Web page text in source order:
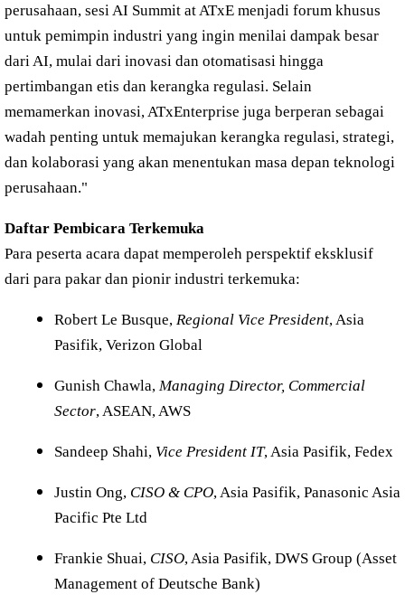
perusahaan, sesi AI Summit at ATxE menjadi forum khusus
untuk pemimpin industri yang ingin menilai dampak besar
dari AI, mulai dari inovasi dan otomatisasi hingga
pertimbangan etis dan kerangka regulasi. Selain
memamerkan inovasi, ATxEnterprise juga berperan sebagai
wadah penting untuk memajukan kerangka regulasi, strategi,
dan kolaborasi yang akan menentukan masa depan teknologi
perusahaan."
Daftar Pembicara Terkemuka
Para peserta acara dapat memperoleh perspektif eksklusif
dari para pakar dan pionir industri terkemuka:
Robert Le Busque, Regional Vice President, Asia
Pasifik, Verizon Global
Gunish Chawla, Managing Director, Commercial
Sector, ASEAN, AWS
Sandeep Shahi, Vice President IT, Asia Pasifik, Fedex
Justin Ong, CISO & CPO, Asia Pasifik, Panasonic Asia
Pacific Pte Ltd
Frankie Shuai, CISO, Asia Pasifik, DWS Group (Asset
Management of Deutsche Bank)